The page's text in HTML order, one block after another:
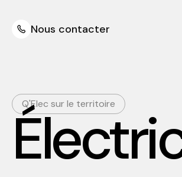
Nous contacter
Q'Elec sur le territoire